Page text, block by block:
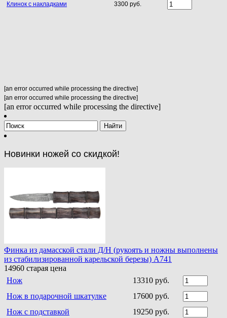
Клинок с накладками 3300 руб.
[an error occurred while processing the directive]
[an error occurred while processing the directive]
[an error occurred while processing the directive]
Новинки ножей со скидкой!
Финка из дамасской стали Д/Н (рукоять и ножны выполнены
из стабилизированной карельской березы) A741
14960 старая цена
Нож
13310 руб.
Нож в подарочной шкатулке
17600 руб.
Нож с подставкой
19250 руб.